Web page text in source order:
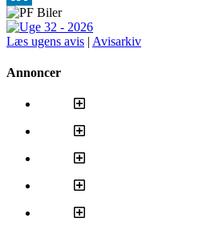
LinkedIn
Læs ugens avis | Avisarkiv
Annoncer